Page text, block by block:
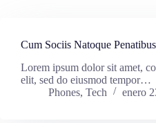
Cum Sociis Natoque Penatibus
Lorem ipsum dolor sit amet,
elit, sed do eiusmod tempor…
Phones, Tech enero